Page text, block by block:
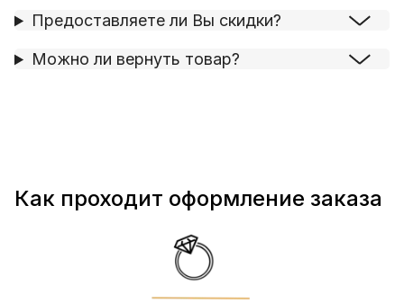
Предоставляете ли Вы скидки?
Можно ли вернуть товар?
Как проходит оформление заказа